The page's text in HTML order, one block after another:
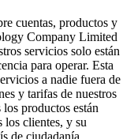
cuentas, productos y
Company Limited
servicios solo están
para operar. Esta
a nadie fuera de
y tarifas de nuestros
productos están
los clientes, y su
de ciudadanía,